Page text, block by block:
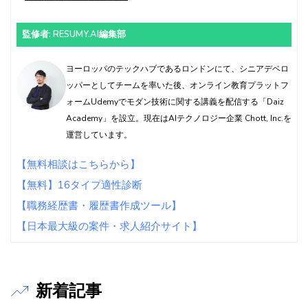
監修者: RESUMY.AI編集部
ヨーロッパのテックハブであるロンドンにて、シニアデベロ
ッパーとしてチームを率いた後、オンライン教育プラットフ
ォームUdemyでモダン技術に関する講義を配信する「Daiz
Academy」を設立。現在はAIテクノロジー企業 Chott, Inc.を
運営しています。
【無料相談はこちらから】
【無料】16タイプ適性診断
【職務経歴書・履歴書作成ツール】
【日本最大級の案件・求人紹介サイト】
新着記事